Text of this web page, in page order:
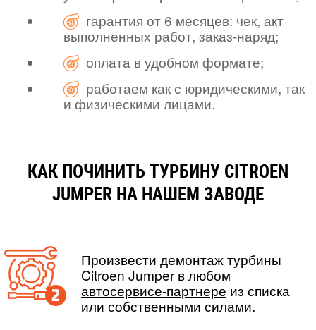
гарантия от 6 месяцев: чек, акт
выполненных работ, заказ-наряд;
оплата в удобном формате;
работаем как с юридическими, так
и физическими лицами.
КАК ПОЧИНИТЬ ТУРБИНУ CITROEN
JUMPER НА НАШЕМ ЗАВОДЕ
Произвести демонтаж турбины
Citroen Jumper в любом
автосервисе-партнере из списка
или собственными силами.